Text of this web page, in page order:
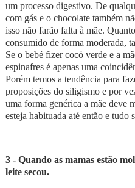
um processo digestivo. De
com gás e o chocolate também
isso não farão falta à mãe.
consumido de forma moderada,
Se o bebé fizer cocó verde e a
espinafres é apenas uma
Porém temos a tendência para
proposições do siligismo e por
uma forma genérica a mãe deve
esteja habituada até então e tudo
3 - Quando as mamas estão
leite secou.